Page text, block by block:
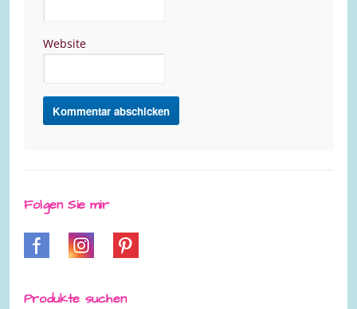
Website
Folgen Sie mir
Produkte suchen